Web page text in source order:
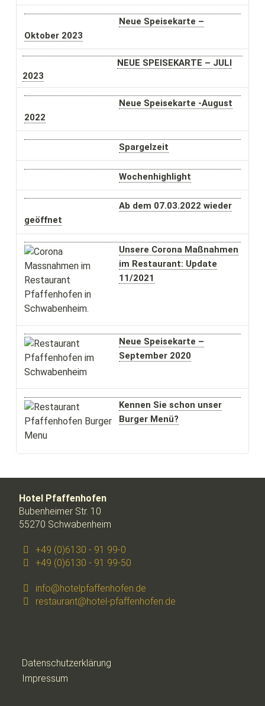
Neue Speisekarte –
Oktober 2023
NEUE SPEISEKARTE – JULI
2023
Neue Speisekarte -August
2022
Spargelzeit
Wochenhighlight
Ab dem 07.03.2022 wieder
geöffnet
Unsere Corona Maßnahmen
im Restaurant: Update
11/2021
Neue Speisekarte –
September 2020
Kennen Sie schon unser
Burger Menü?
Hotel Pfaffenhofen
Bubenheimer Str. 10
55270 Schwabenheim
+49 (0)6130 - 91 99-0
+49 (0)6130 - 91 99-50
info@hotelpfaffenhofen.de
restaurant@hotel-pfaffenhofen.de
Datenschutzerklärung
Impressum